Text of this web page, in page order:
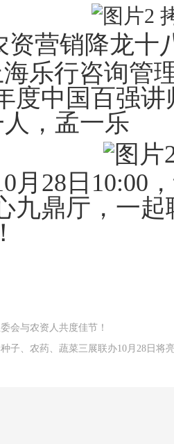
资营销降龙十
乐行咨询管
度中国百强
，孟一乐
月28日10:00
九鼎厅，一
会与农资人共度佳节！
子、农药、蔬菜三展联办10月28日将